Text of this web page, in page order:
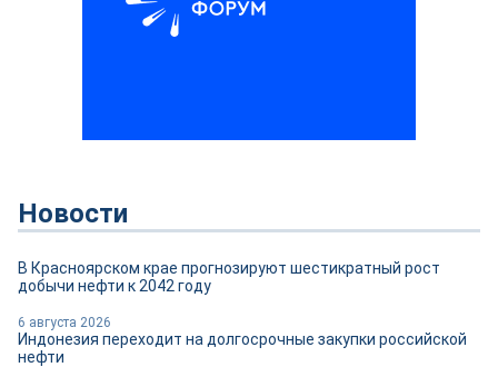
Новости
В Красноярском крае прогнозируют шестикратный рост
добычи нефти к 2042 году
6 августа 2026
Индонезия переходит на долгосрочные закупки российской
нефти